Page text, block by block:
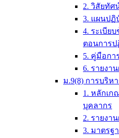
2. วิสัยทัศ
3. แผนปฏิ
4. ระเบีย
ตอนการ
5. คู่มือกา
6. รายงา
ม.9(8) การบริห
1. หลักเก
บุคลากร
2. รายงา
3. มาตรฐ